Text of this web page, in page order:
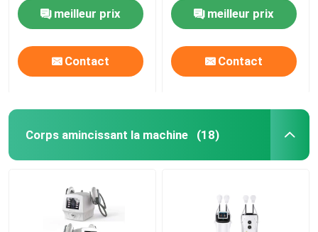
machine la grosse
meilleur prix
Contact
cou
meilleur prix
Contact
Corps amincissant la machine (18)